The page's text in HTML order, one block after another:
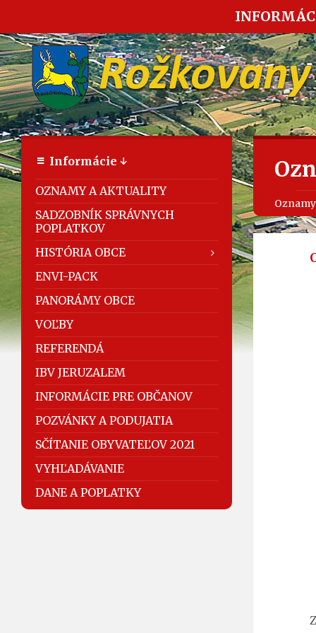
Informácie ↓
OZNAMY A AKTUALITY
SADZOBNÍK SPRÁVNYCH
POPLATKOV
HISTÓRIA OBCE
ENVI-PACK
PANORÁMY OBCE
VOĽBY
REFERENDÁ
IBV JERUZALEM
INFORMÁCIE PRE OBČANOV
POZVÁNKY A PODUJATIA
SČÍTANIE OBYVATEĽOV 2021
VYHĽADÁVANIE
DANE A POPLATKY